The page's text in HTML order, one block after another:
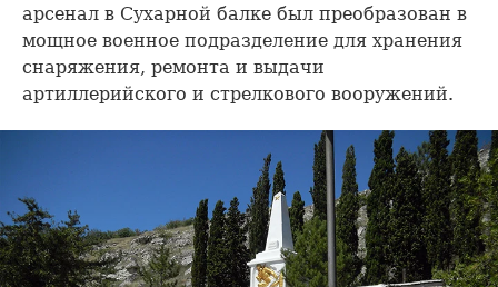
арсенал в Сухарной балке был преобразован в
мощное военное подразделение для хранения
снаряжения, ремонта и выдачи
артиллерийского и стрелкового вооружений.